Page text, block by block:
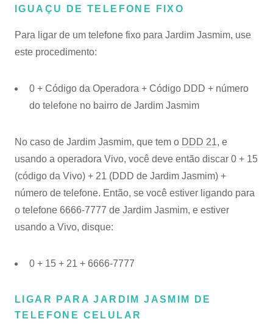
IGUAÇU DE TELEFONE FIXO
Para ligar de um telefone fixo para Jardim Jasmim, use
este procedimento:
0 + Código da Operadora + Código DDD + número
do telefone no bairro de Jardim Jasmim
No caso de Jardim Jasmim, que tem o DDD 21, e
usando a operadora Vivo, você deve então discar 0 + 15
(código da Vivo) + 21 (DDD de Jardim Jasmim) +
número de telefone. Então, se você estiver ligando para
o telefone 6666-7777 de Jardim Jasmim, e estiver
usando a Vivo, disque:
0 + 15 + 21 + 6666-7777
LIGAR PARA JARDIM JASMIM DE
TELEFONE CELULAR